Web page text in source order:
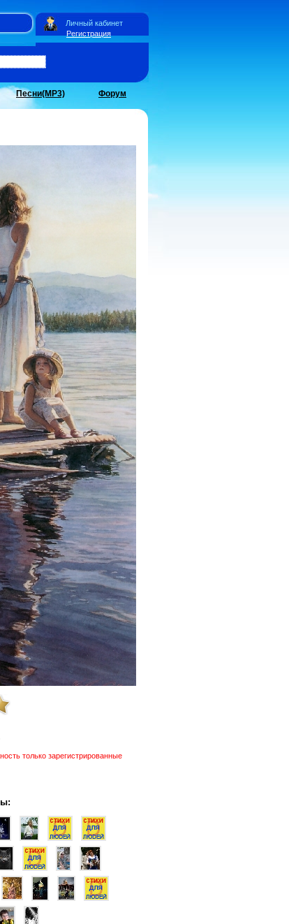
Регистрация
Личный кабинет
Песни(MP3) Форум
только зарегистрированные